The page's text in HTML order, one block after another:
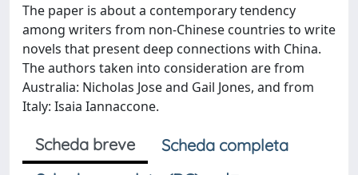
The paper is about a contemporary tendency
among writers from non-Chinese countries to write
novels that present deep connections with China.
The authors taken into consideration are from
Australia: Nicholas Jose and Gail Jones, and from
Italy: Isaia Iannaccone.
Scheda breve
Scheda completa